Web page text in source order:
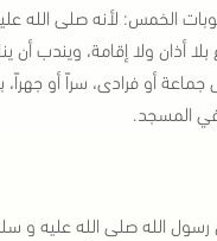
الخمس: لأنه صلى الله
أذان ولا إقامة، ويندب
أو فرادى، سراً أو
المسجد.
رسول الله صلى الله عليه و